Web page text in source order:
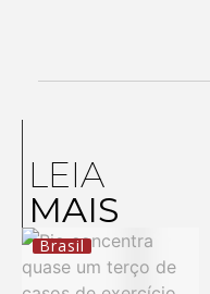
LEIA
MAIS
Brasil